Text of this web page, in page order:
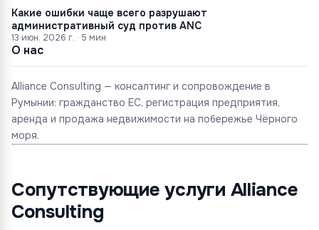
Какие ошибки чаще всего разрушают
административный суд против ANC
13 июн. 2026 г. · 5 мин
О нас
Alliance Consulting — консалтинг и сопровождение в
Румынии: гражданство ЕС, регистрация предприятия,
аренда и продажа недвижимости на побережье Чёрного
моря.
Сопутствующие услуги Alliance
Consulting